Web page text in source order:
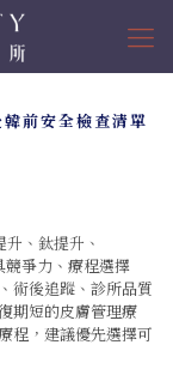
前安全檢查清單
、鈦提升、
爭力、療程選擇
術後追蹤、診所品質
期短的皮膚管理療
程，建議優先選擇可